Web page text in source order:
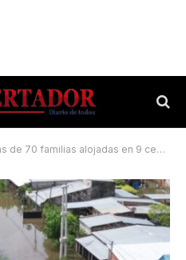
alojadas en 9 centros de evacuación